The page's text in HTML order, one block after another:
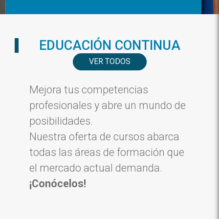
EDUCACIÓN CONTINUA
VER TODOS
Mejora tus competencias
profesionales y abre un mundo de
posibilidades.
Nuestra oferta de cursos abarca
todas las áreas de formación que
el mercado actual demanda.
¡Conócelos!